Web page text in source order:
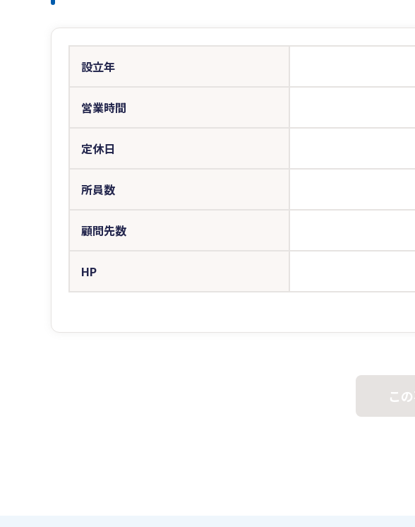
設立年
営業時間
定休日
所員数
顧問先数
HP
こ